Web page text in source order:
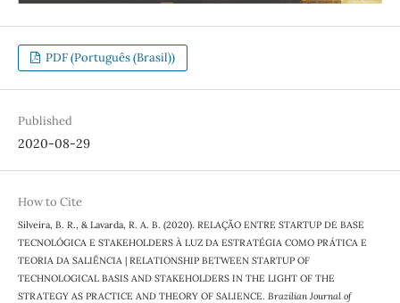
PDF (Português (Brasil))
Published
2020-08-29
How to Cite
Silveira, B. R., & Lavarda, R. A. B. (2020). RELAÇÃO ENTRE STARTUP DE BASE
TECNOLÓGICA E STAKEHOLDERS À LUZ DA ESTRATÉGIA COMO PRÁTICA E
TEORIA DA SALIÊNCIA | RELATIONSHIP BETWEEN STARTUP OF
TECHNOLOGICAL BASIS AND STAKEHOLDERS IN THE LIGHT OF THE
STRATEGY AS PRACTICE AND THEORY OF SALIENCE. Brazilian Journal of